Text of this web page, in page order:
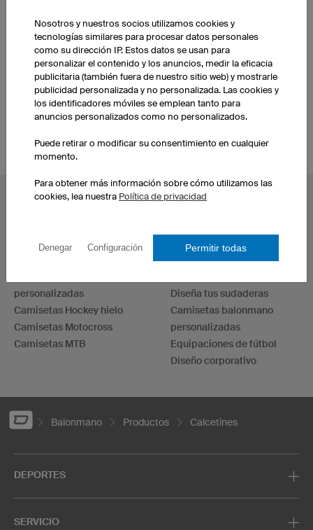
[seolink_hbtrikotsuebersicht] Calcetines
Camisetas blanomano niño
TEMAS POPULARES
Camisetas de fútbol
personalizadas
Camisetas Hockey hielo
Camisetas Motocross
Camisetas MTB
Camisetas de Dardos
Camisetas
Diseña tus sudaderas
Camisetas balonmano
personalizadas
Equipaciones de fútbol
Diseño corporativo
Balonmano Productos Calcetines
DEPORTES
SERVICIO
Nosotros y nuestros socios utilizamos cookies y
tecnologías similares para procesar datos personales
como su dirección IP. Estos datos se usan para
personalizar el contenido y los anuncios, medir la eficacia
publicitaria (también fuera de nuestro sitio web) y mostrarle
publicidad personalizada y no personalizada. Las cookies y
los identificadores móviles se emplean tanto para
anuncios personalizados como no personalizados.
Puede retirar o modificar su consentimiento en cualquier
momento.
Para obtener más información sobre cómo utilizamos las
cookies, lea nuestra Política de privacidad
Denegar Configuración Permitir todas